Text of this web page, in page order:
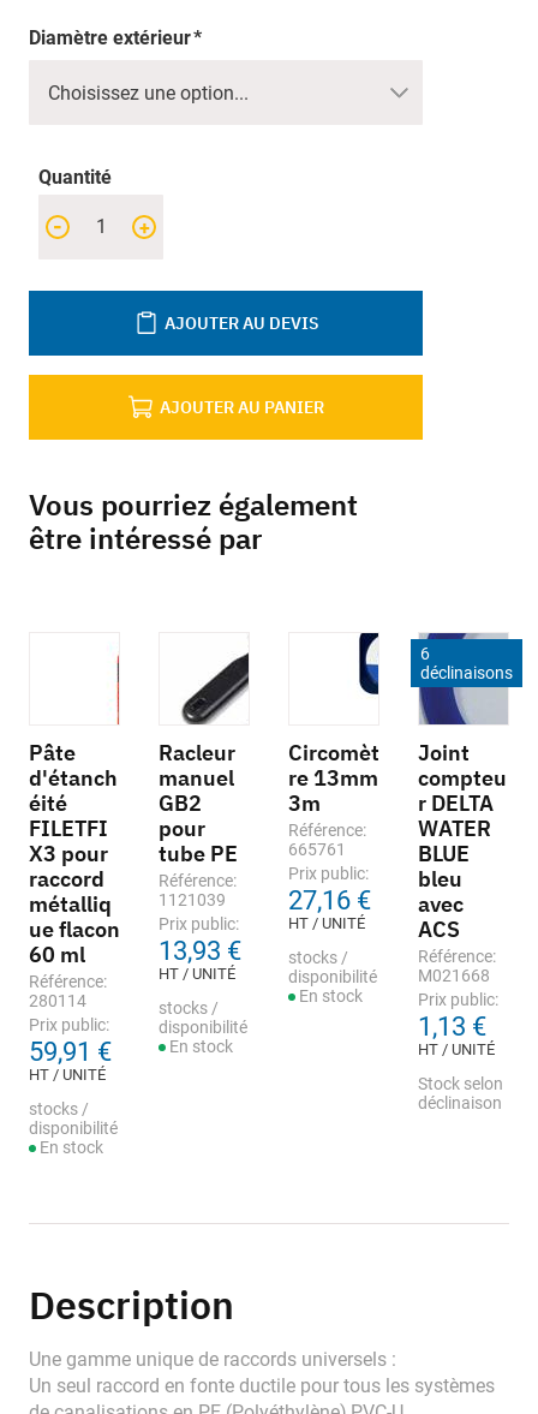
Diamètre extérieur
Quantité
+
-
AJOUTER AU PANIER
AJOUTER AU DEVIS
Vous pourriez également
être intéressé par
Pâte
d'étanch
éité
FILETFI
X3 pour
raccord
métalliq
ue flacon
60 ml
Référence:
280114
Prix public:
59,91 €
HT / UNITÉ
stocks /
disponibilité
En stock
Racleur
manuel
GB2
pour
tube PE
Référence:
1121039
Prix public:
13,93 €
HT / UNITÉ
stocks /
disponibilité
En stock
Circomèt
re 13mm
3m
Référence:
665761
Prix public:
27,16 €
HT / UNITÉ
stocks /
disponibilité
En stock
6
déclinaisons
Joint
compteu
r DELTA
WATER
BLUE
bleu
avec
ACS
Référence:
M021668
Prix public:
1,13 €
HT / UNITÉ
Stock selon
déclinaison
Description
Une gamme unique de raccords universels :
Un seul raccord en fonte ductile pour tous les systèmes